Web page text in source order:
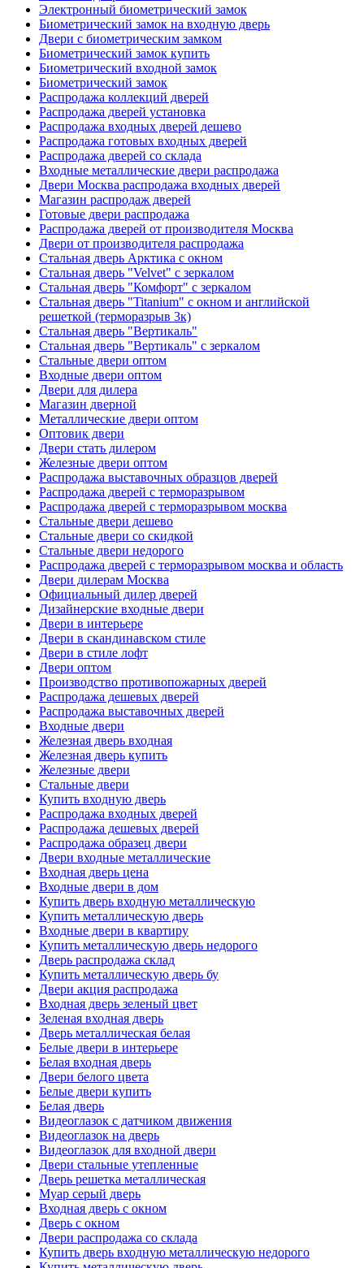
Электронный биометрический замок
Биометрический замок на входную дверь
Двери с биометрическим замком
Биометрический замок купить
Биометрический входной замок
Биометрический замок
Распродажа коллекций дверей
Распродажа дверей установка
Распродажа входных дверей дешево
Распродажа готовых входных дверей
Распродажа дверей со склада
Входные металлические двери распродажа
Двери Москва распродажа входных дверей
Магазин распродаж дверей
Готовые двери распродажа
Распродажа дверей от производителя Москва
Двери от производителя распродажа
Стальная дверь Арктика с окном
Стальная дверь "Velvet" с зеркалом
Стальная дверь "Комфорт" с зеркалом
Стальная дверь "Titanium" с окном и английской
решеткой (терморазрыв 3к)
Стальная дверь "Вертикаль"
Стальная дверь "Вертикаль" с зеркалом
Стальные двери оптом
Входные двери оптом
Двери для дилера
Магазин дверной
Металлические двери оптом
Оптовик двери
Двери стать дилером
Железные двери оптом
Распродажа выставочных образцов дверей
Распродажа дверей с терморазрывом
Распродажа дверей с терморазрывом москва
Стальные двери дешево
Стальные двери со скидкой
Стальные двери недорого
Распродажа дверей с терморазрывом москва и область
Двери дилерам Москва
Официальный дилер дверей
Дизайнерские входные двери
Двери в интерьере
Двери в скандинавском стиле
Двери в стиле лофт
Двери оптом
Производство противопожарных дверей
Распродажа дешевых дверей
Распродажа выставочных дверей
Входные двери
Железная дверь входная
Железная дверь купить
Железные двери
Стальные двери
Купить входную дверь
Распродажа входных дверей
Распродажа дешевых дверей
Распродажа образец двери
Двери входные металлические
Входная дверь цена
Входные двери в дом
Купить дверь входную металлическую
Купить металлическую дверь
Входные двери в квартиру
Купить металлическую дверь недорого
Дверь распродажа склад
Купить металлическую дверь бу
Двери акция распродажа
Входная дверь зеленый цвет
Зеленая входная дверь
Дверь металлическая белая
Белые двери в интерьере
Белая входная дверь
Двери белого цвета
Белые двери купить
Белая дверь
Видеоглазок с датчиком движения
Видеоглазок на дверь
Видеоглазок для входной двери
Двери стальные утепленные
Дверь решетка металлическая
Муар серый дверь
Входная дверь с окном
Дверь с окном
Двери распродажа со склада
Купить дверь входную металлическую недорого